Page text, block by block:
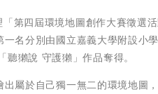
第四屆環境地圖創作大賽徵選
名分別由國立嘉義大學附設小
獺說 守護獺」作品奪得。
屬於自己獨一無二的環境地圖